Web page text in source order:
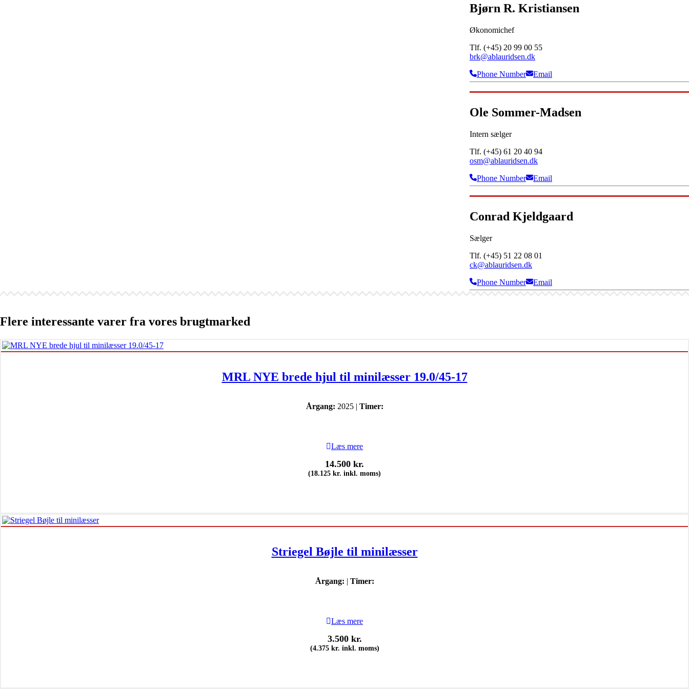
Bjørn R. Kristiansen
Økonomichef
Tlf. (+45) 20 99 00 55
brk@ablauridsen.dk
Phone Number
Email
Ole Sommer-Madsen
Intern sælger
Tlf. (+45) 61 20 40 94
osm@ablauridsen.dk
Phone Number
Email
Conrad Kjeldgaard
Sælger
Tlf. (+45) 51 22 08 01
ck@ablauridsen.dk
Phone Number
Email
Flere interessante varer fra vores brugtmarked
MRL NYE brede hjul til minilæsser 19.0/45-17
Årgang: 2025 | Timer:
Læs mere
14.500 kr.
(18.125 kr. inkl. moms)
Striegel Bøjle til minilæsser
Årgang: | Timer:
Læs mere
3.500 kr.
(4.375 kr. inkl. moms)